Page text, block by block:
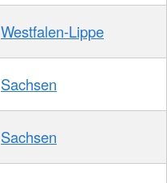
Westfalen-Lippe
Sachsen
Sachsen